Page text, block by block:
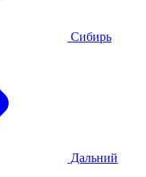
Сибирь
Дальний